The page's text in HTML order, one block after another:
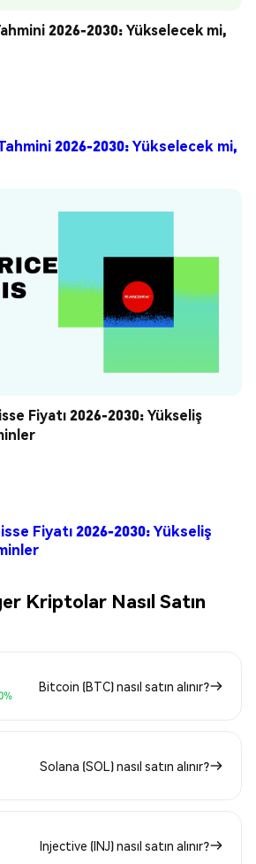
2026-2030: Yükselecek mi,
2026-2030: Yükselecek mi,
Fiyatı 2026-2030: Yükseliş
Fiyatı 2026-2030: Yükseliş
Kriptolar Nasıl Satın
Bitcoin (BTC) nasıl satın alınır?
Solana (SOL) nasıl satın alınır?
Injective (INJ) nasıl satın alınır?